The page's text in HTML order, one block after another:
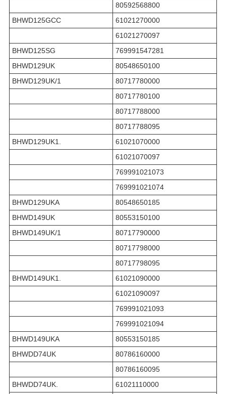
80592568800
BHWD125GCC
61021270000
61021270097
BHWD125SG
769991547281
BHWD129UK
80548650100
BHWD129UK/1
80717780000
80717780100
80717788000
80717788095
BHWD129UK1.
61021070000
61021070097
769991021073
769991021074
BHWD129UKA
80548650185
BHWD149UK
80553150100
BHWD149UK/1
80717790000
80717798000
80717798095
BHWD149UK1.
61021090000
61021090097
769991021093
769991021094
BHWD149UKA
80553150185
BHWDD74UK
80786160000
80786160095
BHWDD74UK.
61021110000